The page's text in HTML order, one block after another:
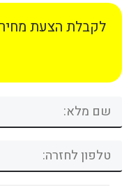
לקבלת הצעת מחיר